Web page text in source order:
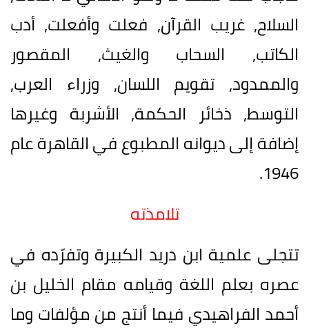
السلاح, غريب القرآن, فعلت وأفعلت, أدب
الكاتب, السحاب والغيث, المقصور
والممدود, تقويم اللسان, وزراء العرب,
التوسط, ذخائر الحكمة, الأشربة وغيرها
إضافة إلى ديوانه المطبوع في القاهرة عام
1946.
تلامذته
تتجلى علمية ابن دريد الكبيرة وتفرّده في
عصره بعلم اللغة وقيامه مقام الخليل بن
أحمد الفراهيدي فيما أنتج من مؤلفات وما